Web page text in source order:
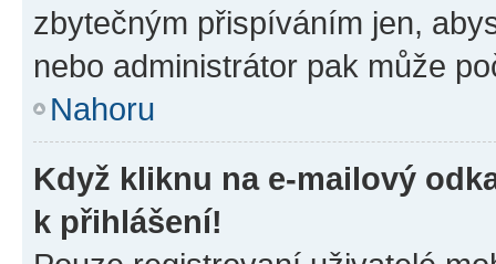
zbytečným přispíváním jen,
nebo administrátor pak může
Nahoru
Když kliknu na e-mailový
k přihlášení!